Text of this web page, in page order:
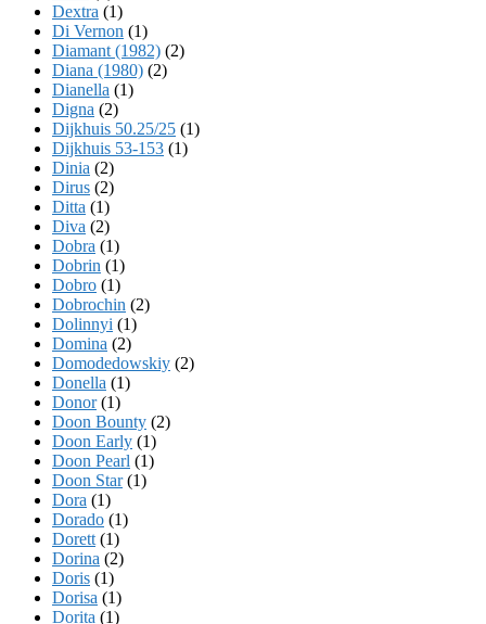
Dextra (1)
Di Vernon (1)
Diamant (1982) (2)
Diana (1980) (2)
Dianella (1)
Digna (2)
Dijkhuis 50.25/25 (1)
Dijkhuis 53-153 (1)
Dinia (2)
Dirus (2)
Ditta (1)
Diva (2)
Dobra (1)
Dobrin (1)
Dobro (1)
Dobrochin (2)
Dolinnyi (1)
Domina (2)
Domodedowskiy (2)
Donella (1)
Donor(1)
Doon Bounty (2)
Doon Early (1)
Doon Pearl (1)
Doon Star(1)
Dora (1)
Dorado (1)
Dorett (1)
Dorina (2)
Doris (1)
Dorisa (1)
Dorita (1)